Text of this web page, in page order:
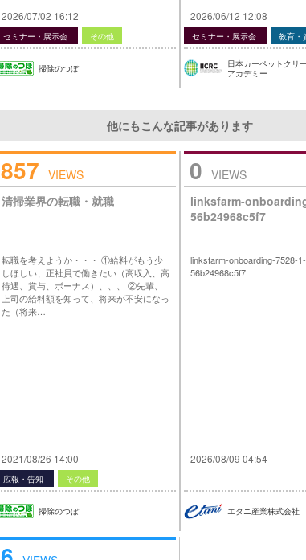
2026/07/02 16:12
セミナー・展示会 その他
掃除のつぼ
2026/06/12 12:08
セミナー・展示会 教育・
日本カーペットクリ
アカデミー
他にもこんな記事があります
857 VIEWS
清掃業界の転職・就職
転職を考えようか・・・ ①給料がもう少
しほしい、正社員で働きたい（高収入、高
待遇、賞与、ボーナス）、、、 ②先輩、
上司の給料額を知って、将来が不安になっ
た（将来…
2021/08/26 14:00
広報・告知 その他
掃除のつぼ
0 VIEWS
linksfarm-
56b24968c5f7
linksfarm-onboarding-7528-1-
56b24968c5f7
2026/08/09 04:54
エタニ産業株式会社